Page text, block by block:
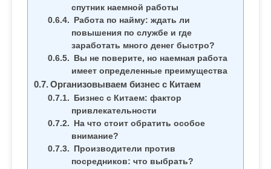
спутник наемной работы
Работа по найму: ждать ли
повышения по службе и где
заработать много денег быстро?
Вы не поверите, но наемная работа
имеет определенные преимущества
Организовываем бизнес с Китаем
Бизнес с Китаем: фактор
привлекательности
На что стоит обратить особое
внимание?
Производители против
посредников: что выбрать?